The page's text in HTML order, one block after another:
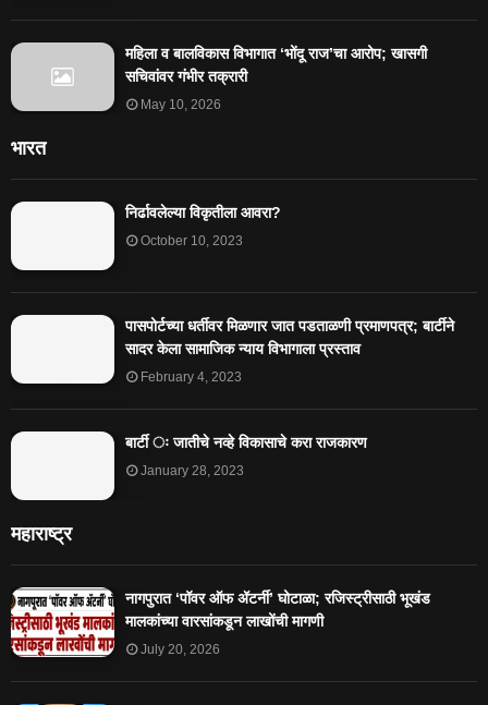
महिला व बालविकास विभागात ‘भोंदू राज’चा आरोप; खासगी
सचिवांवर गंभीर तक्रारी
May 10, 2026
भारत
निर्ढावलेल्या विकृतीला आवरा?
October 10, 2023
पासपोर्टच्या धर्तीवर मिळणार जात पडताळणी प्रमाणपत्र; बार्टीने
सादर केला सामाजिक न्याय विभागाला प्रस्ताव
February 4, 2023
बार्टी ः जातीचे नव्हे विकासाचे करा राजकारण
January 28, 2023
महाराष्ट्र
नागपुरात ‘पॉवर ऑफ ॲटर्नी’ घोटाळा; रजिस्ट्रीसाठी भूखंड
मालकांच्या वारसांकडून लाखोंची मागणी
July 20, 2026